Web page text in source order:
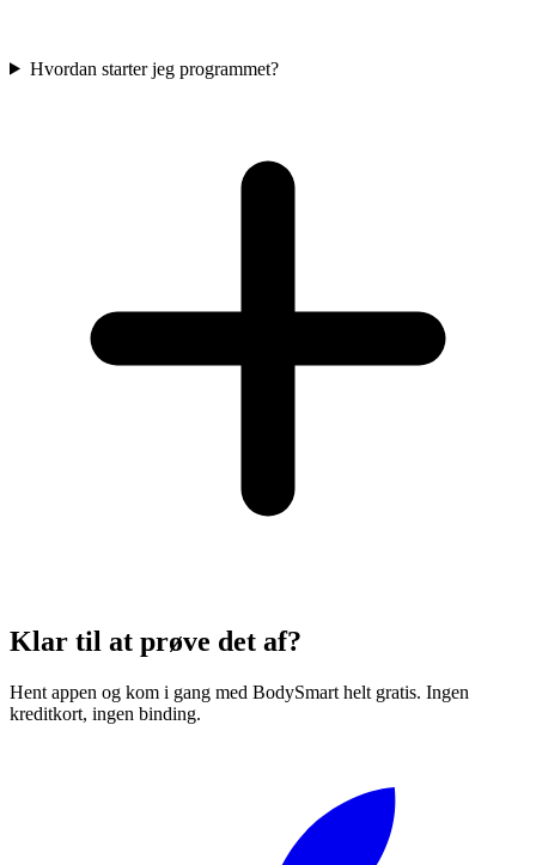
Hvordan starter jeg programmet?
Klar til at prøve det af?
Hent appen og kom i gang med BodySmart helt gratis. Ingen
kreditkort, ingen binding.